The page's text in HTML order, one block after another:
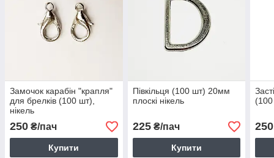
Замочок карабін "крапля"
для брелків (100 шт),
нікель
250 ₴/пач
Купити
Півкільця (100 шт) 20мм
плоскі нікель
225₴/пач
Купити
(100
250